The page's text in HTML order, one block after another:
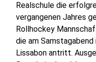
Realschule die
vergangenen Jahres
Rollhockey
die am Samstagabend
Lissabon antritt.